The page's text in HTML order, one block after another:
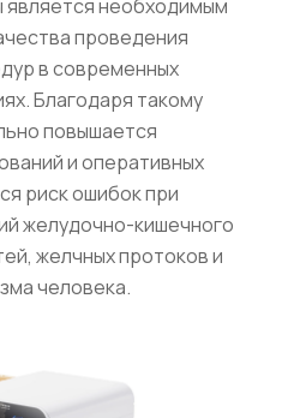
является необходимым
проведения
в современных
Благодаря такому
повышается
и оперативных
риск ошибок при
желудочно-кишечного
желчных протоков и
человека.